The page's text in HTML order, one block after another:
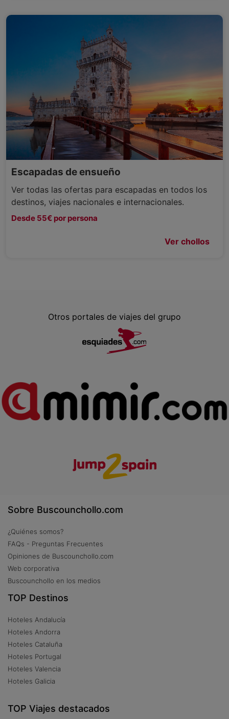
Escapadas de ensueño
Ver todas las ofertas para escapadas en todos los
destinos, viajes nacionales e internacionales.
Desde 55€ por persona
Ver chollos
Otros portales de viajes del grupo
Sobre Buscounchollo.com
¿Quiénes somos?
FAQs - Preguntas Frecuentes
Opiniones de Buscounchollo.com
Web corporativa
Buscounchollo en los medios
TOP Destinos
Hoteles Andalucía
Hoteles Andorra
Hoteles Cataluña
Hoteles Portugal
Hoteles Valencia
Hoteles Galicia
TOP Viajes destacados